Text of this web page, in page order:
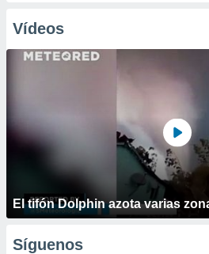
Vídeos
El tifón Dolphin azota varias
Síguenos